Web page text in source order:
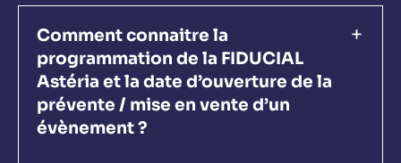
Comment connaitre la
programmation de la FIDUCIAL
Astéria et la date d’ouverture de la
prévente / mise en vente d’un
évènement ?